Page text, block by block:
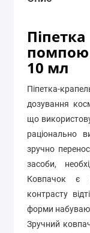
помпою
10 мл
Піпетка-
дозування
що
раціонально
зручно
засоби,
Ковпачок є
контрасту
форми
Зручний